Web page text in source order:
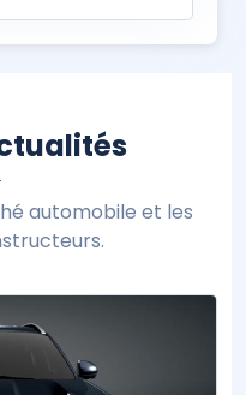
automobile et les